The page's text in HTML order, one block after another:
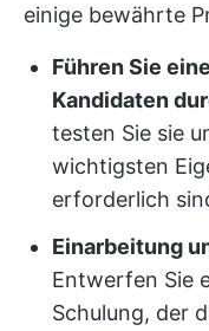
einige bewährte
Führen Sie
Kandidaten
testen Sie sie
wichtigsten
erforderlich
Einarbeitung
Entwerfen Sie
Schulung, der